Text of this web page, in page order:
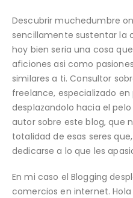
Descubrir muchedumbre
sencillamente sustentar la
hoy bien seri­a una cosa
aficiones asi­ como
similares a ti. Consultor
freelance, especializado
desplazandolo hacia el
autor sobre este blog, que
totalidad de esas seres
dedicarse a lo que les
En mi caso el Blogging
comercios en internet.